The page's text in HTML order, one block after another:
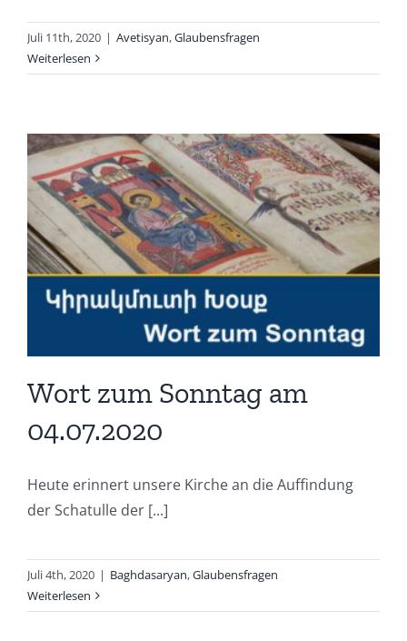
Juli 11th, 2020 | Avetisyan,Glaubensfragen
Weiterlesen
Wort zum Sonntag am
04.07.2020
Heute erinnert unsere Kirche an die Auffindung
der Schatulle der [...]
Juli 4th, 2020 | Baghdasaryan,Glaubensfragen
Weiterlesen